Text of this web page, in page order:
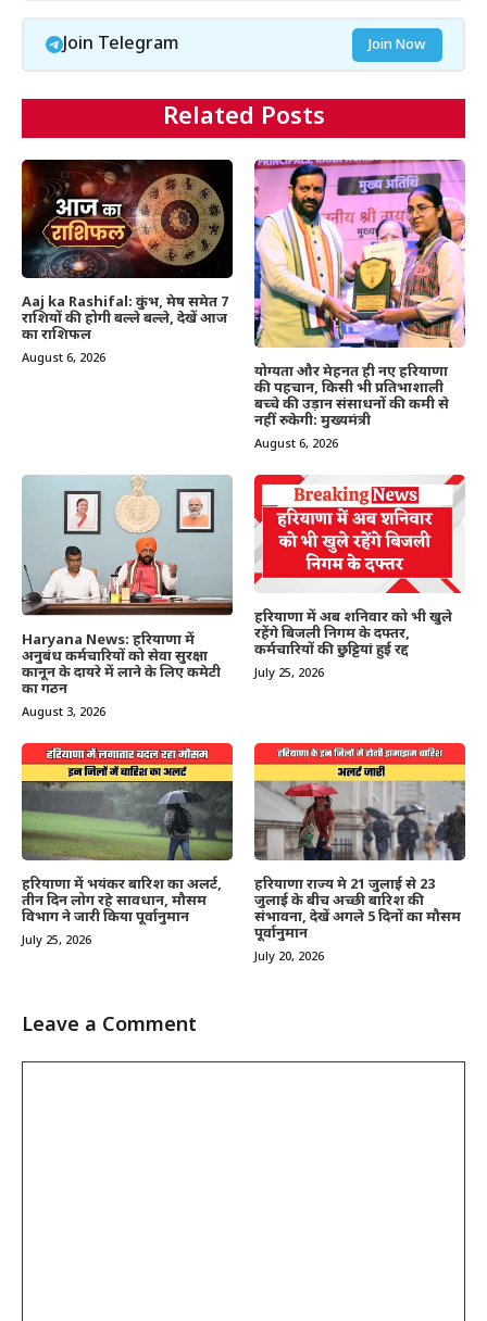
Join Telegram Join Now
Related Posts
Aaj ka Rashifal: कुंभ, मेष समेत 7
राशियों की होगी बल्ले बल्ले, देखें आज
का राशिफल
August 6, 2026
योग्यता और मेहनत ही नए हरियाणा
की पहचान, किसी भी प्रतिभाशाली
बच्चे की उड़ान संसाधनों की कमी से
नहीं रुकेगी: मुख्यमंत्री
August 6, 2026
Haryana News: हरियाणा में
अनुबंध कर्मचारियों को सेवा सुरक्षा
कानून के दायरे में लाने के लिए कमेटी
का गठन
August 3, 2026
हरियाणा में अब शनिवार को भी खुले
रहेंगे बिजली निगम के दफ्तर,
कर्मचारियों की छुट्टियां हुई रद्द
July 25, 2026
हरियाणा में भयंकर बारिश का अलर्ट,
तीन दिन लोग रहे सावधान, मौसम
विभाग ने जारी किया पूर्वानुमान
July 25, 2026
हरियाणा राज्य मे 21 जुलाई से 23
जुलाई के बीच अच्छी बारिश की
संभावना, देखें अगले 5 दिनों का मौसम
पूर्वानुमान
July 20, 2026
Leave a Comment